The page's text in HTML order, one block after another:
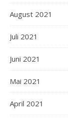
August 2021
Juli 2021
Juni 2021
Mai 2021
April 2021